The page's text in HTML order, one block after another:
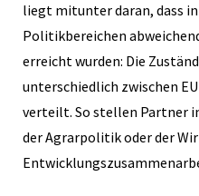
liegt mitunter daran, dass in
Politikbereichen
erreicht wurden: Die
unterschiedlich zwischen
verteilt. So stellen Partner
der Agrarpolitik oder der